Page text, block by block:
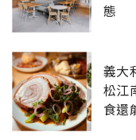
態
義大
松江
食還